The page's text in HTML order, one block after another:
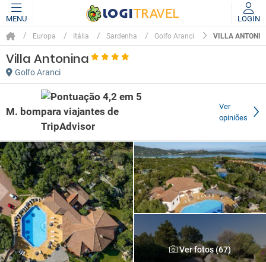
MENU LOGIN
Europa Itália Sardenha Golfo Aranci VILLA
Villa Antonina
Golfo Aranci
M. bom
Ver
opiniões
Ver fotos (67)